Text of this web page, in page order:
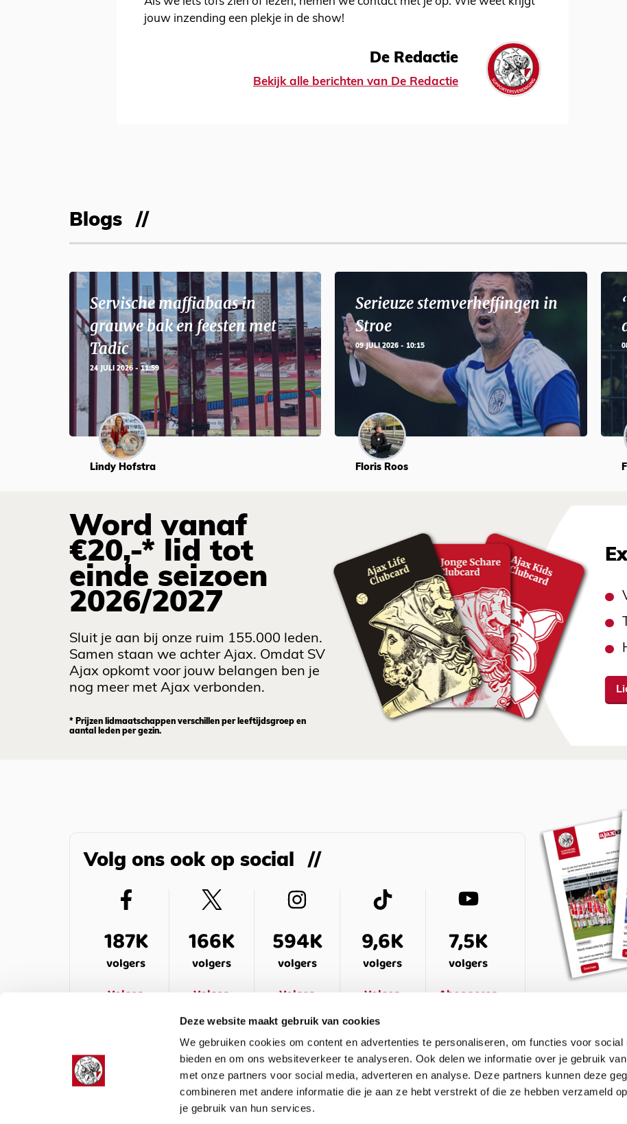
Deze website maakt gebruik van cookies
We gebruiken cookies om content en advertenties te personaliseren, om functies voor social
bieden en om ons websiteverkeer te analyseren. Ook delen we informatie over je gebruik
met onze partners voor social media, adverteren en analyse. Deze partners kunnen deze
combineren met andere informatie die je aan ze hebt verstrekt of die ze hebben verzameld
je gebruik van hun services.
jouw inzending een plekje in de show!
De Redactie
Bekijk alle berichten van De Redactie
Blogs
Servische maffiabaas in
grauwe bak en feesten met
Tadic
24 JULI 2026 - 11:59
Lindy Hofstra
Serieuze stemverheffingen in
Stroe
09 JULI 2026 - 10:15
Floris Roos
Word vanaf
€20,-* lid tot
einde seizoen
2026/2027
Sluit je aan bij onze ruim 155.000 leden.
Samen staan we achter Ajax. Omdat SV
Ajax opkomt voor jouw belangen ben je
nog meer met Ajax verbonden.
* Prijzen lidmaatschappen verschillen per leeftijdsgroep en
aantal leden per gezin.
Volg ons ook op social
187K
volgers
Volgen
166K
volgers
Volgen
594K
volgers
Volgen
9,6K
volgers
Volgen
7,5K
volgers
Abonneren
OVER ONS VEELGESTELDE VRAGEN